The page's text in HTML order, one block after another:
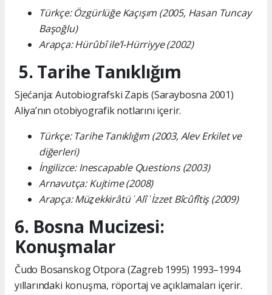
Türkçe: Özgürlüğe Kaçışım (2005, Hasan Tuncay
Başoğlu)
Arapça: Hürûbî ile’l-Hürriyye (2002)
5. Tarihe Tanıklığım
Sjećanja: Autobiografski Zapis (Saraybosna 2001)
Aliya’nın otobiyografik notlarını içerir.
Türkçe: Tarihe Tanıklığım (2003, Alev Erkilet ve
diğerleri)
İngilizce: Inescapable Questions (2003)
Arnavutça: Kujtime (2008)
Arapça: Müẕekkirâtü ʿAlî ʿİzzet Bîcûfîtiş (2009)
6. Bosna Mucizesi:
Konuşmalar
Čudo Bosanskog Otpora (Zagreb 1995) 1993–1994
yıllarındaki konuşma, röportaj ve açıklamaları içerir.